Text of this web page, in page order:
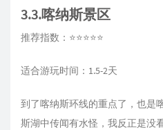
3.3.喀纳斯景区
推荐指数：⭐⭐⭐⭐⭐
适合游玩时间：1.5-2天
到了喀纳斯环线的重点了，也是
斯湖中传闻有水怪，我反正是没